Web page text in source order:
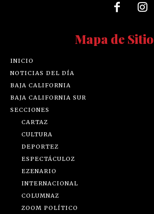
Mapa de Sitio
INICIO
NOTICIAS DEL DÍA
BAJA CALIFORNIA
BAJA CALIFORNIA SUR
SECCIONES
CARTAZ
CULTURA
DEPORTEZ
ESPECTÁCULOZ
EZENARIO
INTERNACIONAL
COLUMNAZ
ZOOM POLÍTICO